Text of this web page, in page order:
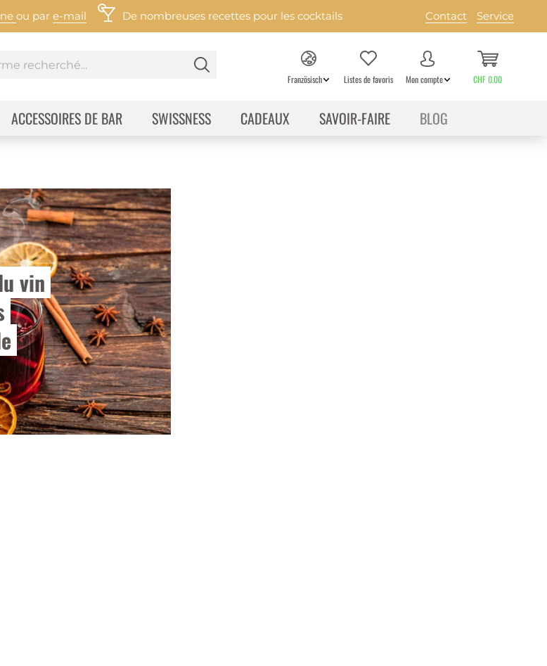
ou par e-mail De nombreuses recettes pour les cocktails Contact Service
Französisch Listes de favoris Mon compte CHF 0.00
ACCESSOIRES DE BAR SWISSNESS CADEAUX SAVOIR-FAIRE BLOG
vin